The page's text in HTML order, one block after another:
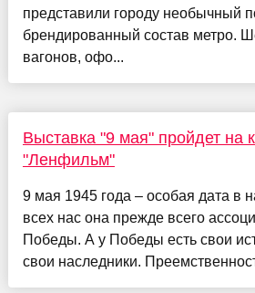
представили городу необычный
брендированный состав метро.
вагонов, офо...
Выставка "9 мая" пройдет на
"Ленфильм"
9 мая 1945 года – особая дата в
всех нас она прежде всего
Победы. А у Победы есть свои
свои наследники.